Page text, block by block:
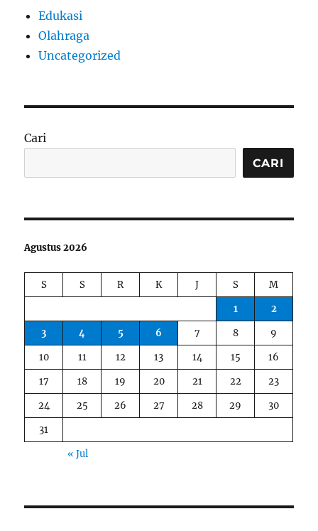
Edukasi
Olahraga
Uncategorized
Cari
CARI
Agustus 2026
S S R K J S
M
1
2
3
4 5 6 7 8
9
10
11 12 13 14 15
16
17
18 19 20 21 22
23
24
25 26 27 28 29
30
31
« Jul